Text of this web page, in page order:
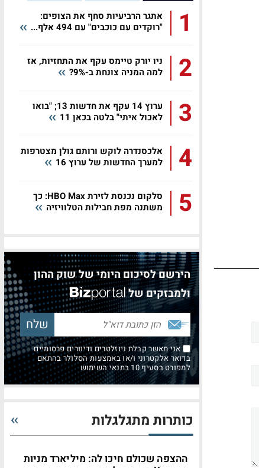
1
אתגר הרביעיות סחף את הצופים:
"רוקדים עם כוכבים" עם 494 אלף...
2
ניו יורק טיימס עקף את התחזיות, אז
למה המניה צונחת ב-9%?
3
ערוץ 14 עקף את חדשות 13; "בואו
לאכול איתי" בלטה בכאן 11
4
אלכסנדרה לוקש ורותם גולן מצטרפות
למערך החדשות של ערוץ 16
5
סלקום נכנסת לזירת HBO Max: כך
משתנה מפת חבילות הטלוויזיה
הירשם לסיכום היומי של שוק ההון
ולמבזקים של
אני מאשר קבלת ניוזלטרים ודיוורים פרסומיים
בדואר אלקטרוני ו/או באמצעות הסלולר בהתאם
למפורט בסעיף 10 בתנאי השימוש
כותרות מתגלגלות
ההצפה שכולם חיכו לה: מיליארד מניות